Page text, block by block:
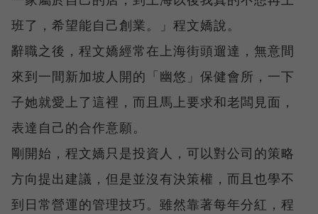
班了，希望能自己創業。」程文嬌說。
辭職之後，程文嬌經常在上海街頭遛達，無意間
來到一間新加坡人開的「幽悠」保健會所，一下
子她就愛上了這裡，而且馬上要求和老闆見面，
表達自己的合作意願。
剛開始，程文嬌只是投資人，可以對公司的策略
方向提出建議，但是並沒有決策權，而且也學不
到日常營運的管理技巧。雖然靠著每年分紅，程